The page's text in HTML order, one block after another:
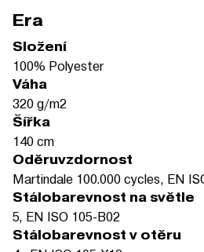
Era
Složení
100% Polyester
Váha
320 g/m2
Šířka
140 cm
Oděruvzdornost
Martindale 100.000 cycles, EN
Stálobarevnost na světle
5, EN ISO 105-B02
Stálobarevnost v otěru